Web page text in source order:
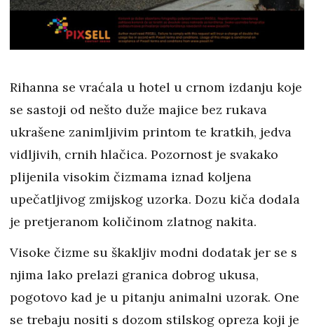
Rihanna se vraćala u hotel u crnom izdanju koje
se sastoji od nešto duže majice bez rukava
ukrašene zanimljivim printom te kratkih, jedva
vidljivih, crnih hlačica. Pozornost je svakako
plijenila visokim čizmama iznad koljena
upečatljivog zmijskog uzorka. Dozu kiča dodala
je pretjeranom količinom zlatnog nakita.
Visoke čizme su škakljiv modni dodatak jer se s
njima lako prelazi granica dobrog ukusa,
pogotovo kad je u pitanju animalni uzorak. One
se trebaju nositi s dozom stilskog opreza koji je